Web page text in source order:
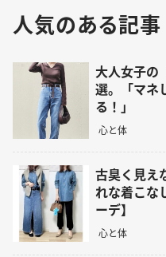
人気のある記事
大人女子の
選。「マネ
る！」
心と体
古臭く見え
れな着こな
ーデ】
心と体